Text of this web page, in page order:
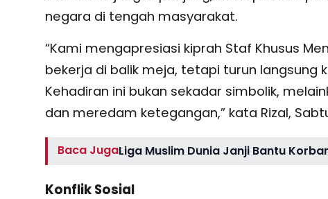
negara di tengah masyarakat.
“Kami mengapresiasi kiprah Staf Khusus
bekerja di balik meja, tetapi turun langsung
Kehadiran ini bukan sekadar simbolik,
dan meredam ketegangan,” kata Rizal,
Baca JugaLiga Muslim Dunia Janji Bantu
Konflik Sosial